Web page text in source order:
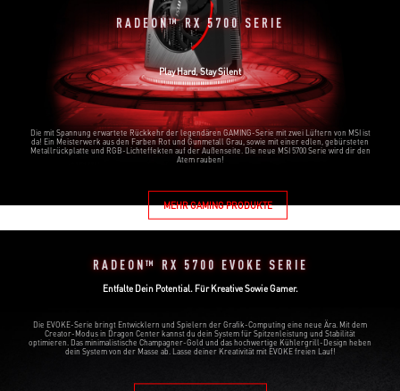
RADEON™ RX 5700 SERIE
Play Hard, Stay Silent
Die mit Spannung erwartete Rückkehr der legendären GAMING-Serie mit zwei Lüftern von MSI ist
da! Ein Meisterwerk aus den Farben Rot und Gunmetall Grau, sowie mit einer edlen, gebürsteten
Metallrückplatte und RGB-Lichteffekten auf der Außenseite. Die neue MSI 5700 Serie wird dir den
Atem rauben!
MEHR GAMING PRODUKTE
RADEON™ RX 5700 EVOKE SERIE
Entfalte Dein Potential. Für Kreative Sowie Gamer.
Die EVOKE-Serie bringt Entwicklern und Spielern der Grafik-Computing eine neue Ära. Mit dem
Creator-Modus in Dragon Center kannst du dein System für Spitzenleistung und Stabilität
optimieren. Das minimalistische Champagner-Gold und das hochwertige Kühlergrill-Design heben
dein System von der Masse ab. Lasse deiner Kreativität mit EVOKE freien Lauf!